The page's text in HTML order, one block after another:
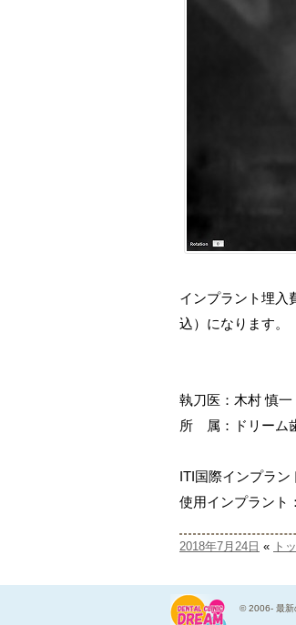
インプラント埋入
込）になります。
執刀医：木村 慎一
所 属：ドリーム
ITI国際インプラン
使用インプラント
2018年7月24日 « ト
© 2006- 最新